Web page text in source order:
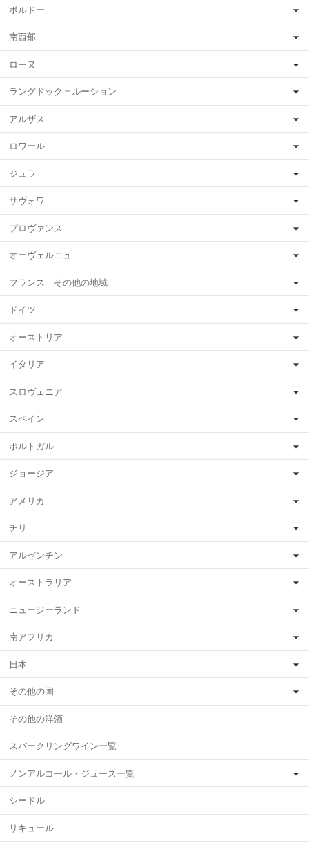
ボルドー
南西部
ローヌ
ラングドック＝ルーション
アルザス
ロワール
ジュラ
サヴォワ
プロヴァンス
オーヴェルニュ
フランス その他の地域
ドイツ
オーストリア
イタリア
スロヴェニア
スペイン
ポルトガル
ジョージア
アメリカ
チリ
アルゼンチン
オーストラリア
ニュージーランド
南アフリカ
日本
その他の国
その他の洋酒
スパークリングワイン一覧
ノンアルコール・ジュース一覧
シードル
リキュール